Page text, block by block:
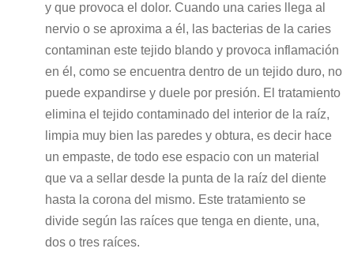
y que provoca el dolor. Cuando una caries llega al
nervio o se aproxima a él, las bacterias de la caries
contaminan este tejido blando y provoca inflamación
en él, como se encuentra dentro de un tejido duro, no
puede expandirse y duele por presión. El tratamiento
elimina el tejido contaminado del interior de la raíz,
limpia muy bien las paredes y obtura, es decir hace
un empaste, de todo ese espacio con un material
que va a sellar desde la punta de la raíz del diente
hasta la corona del mismo. Este tratamiento se
divide según las raíces que tenga en diente, una,
dos o tres raíces.